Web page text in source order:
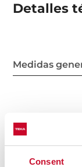
Consent
Detalles
Medidas
Medidas de